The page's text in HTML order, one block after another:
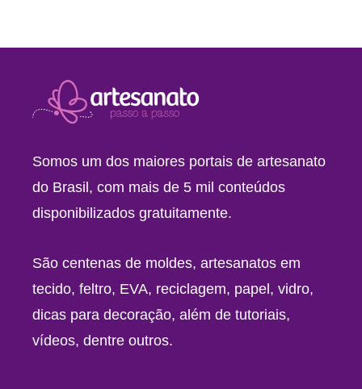
Somos um dos maiores portais de artesanato
do Brasil, com mais de 5 mil conteúdos
disponibilizados gratuitamente.
São centenas de moldes, artesanatos em
tecido, feltro, EVA, reciclagem, papel, vidro,
dicas para decoração, além de tutoriais,
vídeos, dentre outros.